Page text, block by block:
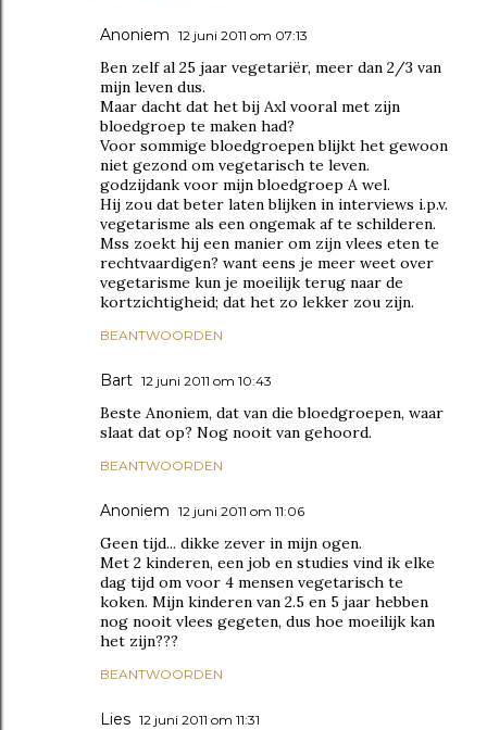
Anoniem 12 juni 2011 om 07:13
Ben zelf al 25 jaar vegetariër, meer dan 2/3 van
mijn leven dus.
Maar dacht dat het bij Axl vooral met zijn
bloedgroep te maken had?
Voor sommige bloedgroepen blijkt het gewoon
niet gezond om vegetarisch te leven.
godzijdank voor mijn bloedgroep A wel.
Hij zou dat beter laten blijken in interviews i.p.v.
vegetarisme als een ongemak af te schilderen.
Mss zoekt hij een manier om zijn vlees eten te
rechtvaardigen? want eens je meer weet over
vegetarisme kun je moeilijk terug naar de
kortzichtigheid; dat het zo lekker zou zijn.
BEANTWOORDEN
Bart 12 juni 2011 om 10:43
Beste Anoniem, dat van die bloedgroepen, waar
slaat dat op? Nog nooit van gehoord.
BEANTWOORDEN
Anoniem 12 juni 2011 om 11:06
Geen tijd... dikke zever in mijn ogen.
Met 2 kinderen, een job en studies vind ik elke
dag tijd om voor 4 mensen vegetarisch te
koken. Mijn kinderen van 2.5 en 5 jaar hebben
nog nooit vlees gegeten, dus hoe moeilijk kan
het zijn???
BEANTWOORDEN
Lies 12 juni 2011 om 11:31